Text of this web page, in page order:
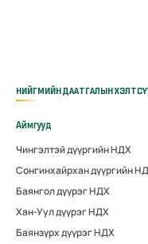
НИЙГМИЙН ДААТГАЛЫН
Аймгууд
Чингэлтэй дүүргийн НДХ
Сонгинхайрхан дүүргийн
Баянгол дүүрэг НДХ
Хан-Уул дүүрэг НДХ
Баянзүрх дүүрэг НДХ